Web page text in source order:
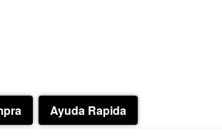
Ayuda Rapida